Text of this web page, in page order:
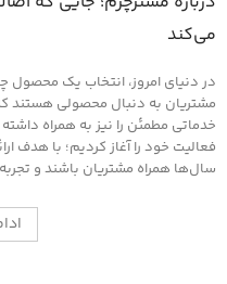
می‌کند
در دنیای امروز، انتخاب یک
مشتریان به دنبال محصولی هستند که
خدماتی مطمئن را نیز به همراه
فعالیت خود را آغاز کردیم؛ با هدف
سال‌ها همراه مشتریان باشند و